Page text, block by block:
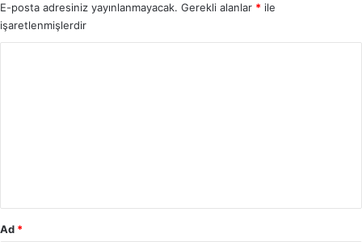
E-posta adresiniz yayınlanmayacak. Gerekli alanlar * ile
işaretlenmişlerdir
Ad *